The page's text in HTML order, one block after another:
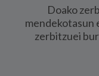
Doako
mendekotasun
zerbitzuei